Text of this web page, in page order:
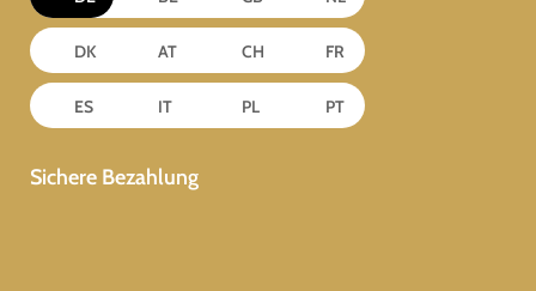
DK AT CH FR
ES IT PL PT
Sichere Bezahlung